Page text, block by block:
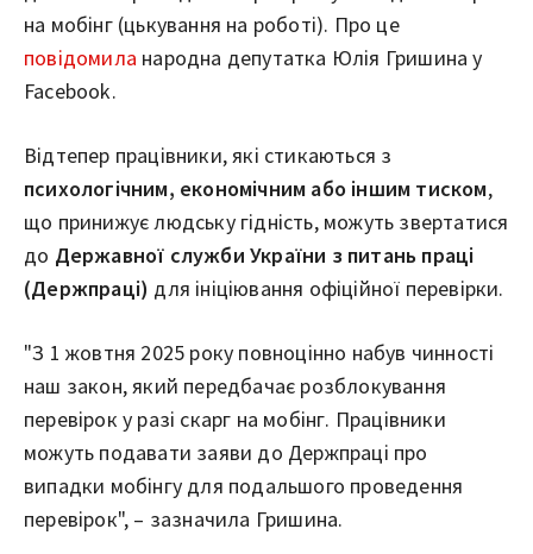
на мобінг (цькування на роботі). Про це
повідомила народна депутатка Юлія Гришина у
Facebook.
Відтепер працівники, які стикаються з
психологічним, економічним або іншим тиском,
що принижує людську гідність, можуть звертатися
до Державної служби України з питань праці
(Держпраці) для ініціювання офіційної перевірки.
"З 1 жовтня 2025 року повноцінно набув чинності
наш закон, який передбачає розблокування
перевірок у разі скарг на мобінг. Працівники
можуть подавати заяви до Держпраці про
випадки мобінгу для подальшого проведення
перевірок", – зазначила Гришина.